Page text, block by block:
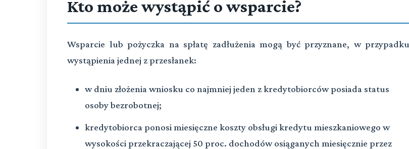
Kto może wystąpić o wsparcie?
Wsparcie lub pożyczka na spłatę zadłużenia mogą być przyznane, w przypadku
wystąpienia jednej z przesłanek:
w dniu złożenia wniosku co najmniej jeden z kredytobiorców posiada status
osoby bezrobotnej;
kredytobiorca ponosi miesięczne koszty obsługi kredytu mieszkaniowego w
wysokości przekraczającej 50 proc. dochodów osiąganych miesięcznie przez